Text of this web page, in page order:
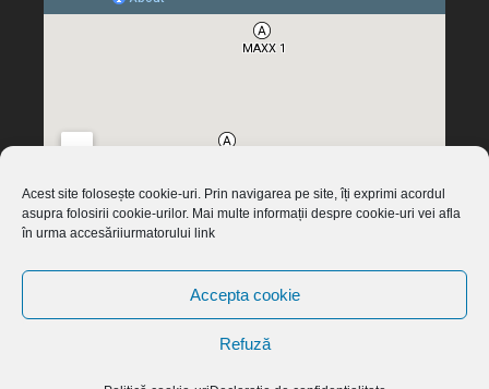
Acest site folosește cookie-uri. Prin navigarea pe site, îți exprimi acordul
asupra folosirii cookie-urilor. Mai multe informații despre cookie-uri vei afla
în urma accesăriiurmatorului link
Accepta cookie
Refuză
©2026 MAXX Fashion · Built with love bydeosebIT Soft